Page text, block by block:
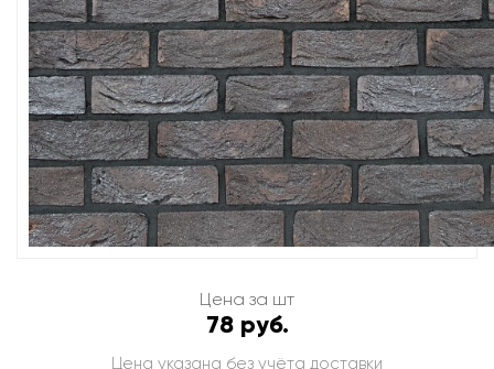
Цена за шт
78 руб.
Цена указана без учёта доставки